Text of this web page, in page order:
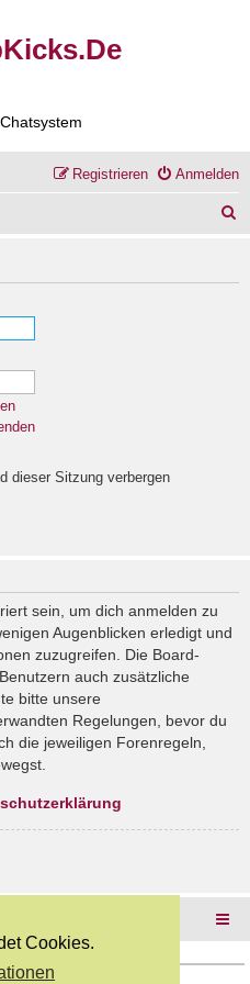
Cookies.
Anmelden
Registrieren
dieser Sitzung verbergen
sein, um dich anmelden zu
Augenblicken erledigt und
zuzugreifen. Die Board-
auch zusätzliche
bitte unsere
Regelungen, bevor du
die jeweiligen Forenregeln,